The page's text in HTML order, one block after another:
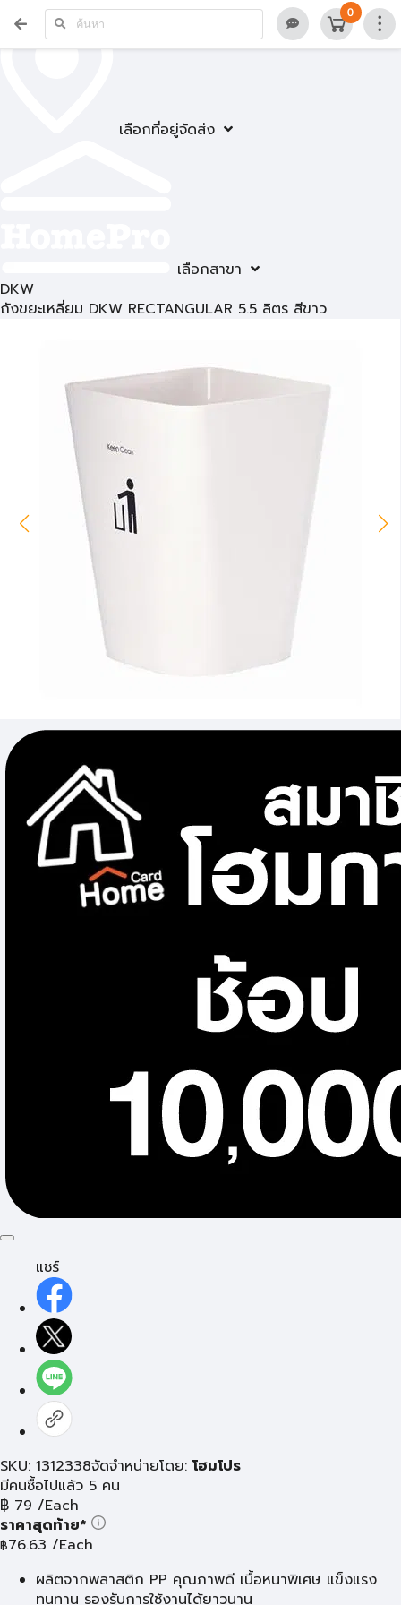
เลือกที่อยู่จัดส่ง
เลือกสาขา
0
DKW
ถังขยะเหลี่ยม DKW RECTANGULAR 5.5 ลิตร สีขาว
แชร์
SKU: 1312338จัดจำหน่ายโดย: โฮมโปร
มีคนซื้อไปแล้ว 5 คน
฿ 79 /Each
ราคาสุดท้าย*
฿76.63 /Each
ผลิตจากพลาสติก PP คุณภาพดี เนื้อหนาพิเศษ แข็งแรง
ทนทาน รองรับการใช้งานได้ยาวนาน